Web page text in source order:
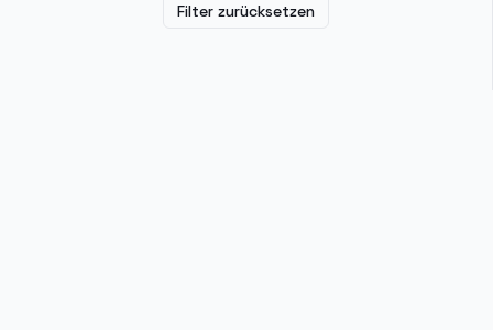
Filter zurücksetzen